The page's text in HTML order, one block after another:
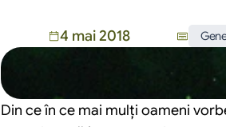
4 mai 2018
Din ce în ce mai mulți oameni